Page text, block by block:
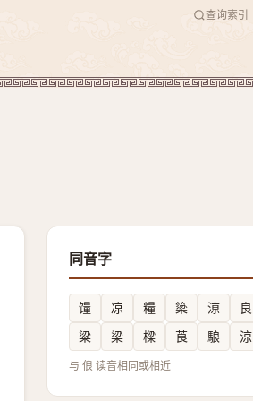
查询索引
同音字
䭪 凉 糧 簗 鿌
良
粱
梁 樑 莨 駺 涼
与 俍 读音相同或相近